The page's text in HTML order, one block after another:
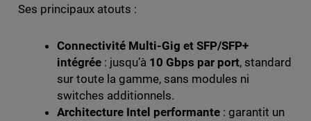
Ses principaux atouts :
Connectivité Multi-Gig et SFP/SFP+
intégrée: jusqu’à 10 Gbps par port, standard
sur toute la gamme, sans modules ni
switches additionnels.
Architecture Intel performante: garantit un